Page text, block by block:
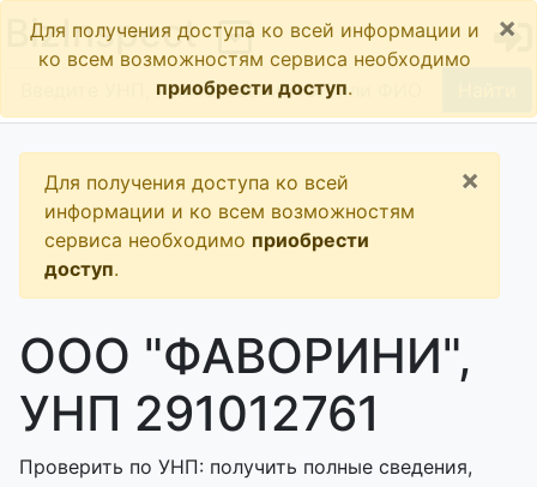
BizInspect
Для получения доступа ко всей информации и
ко всем возможностям сервиса необходимо
приобрести доступ.
×
Для получения доступа ко всей
информации и ко всем возможностям
сервиса необходимо приобрести
доступ.
×
ООО "ФАВОРИНИ",
УНП 291012761
Проверить по УНП: получить полные сведения,